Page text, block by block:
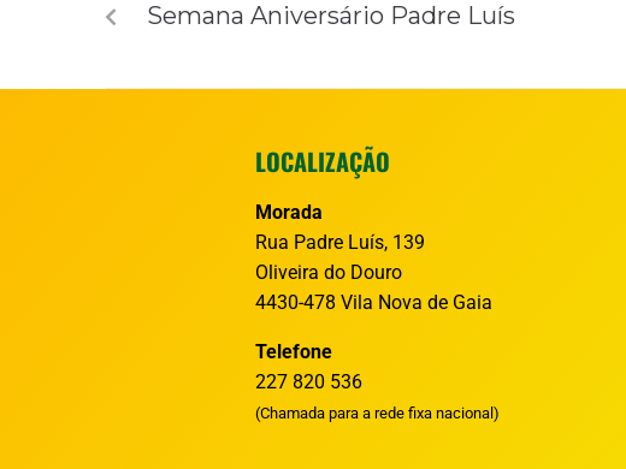
Semana Aniversário Padre Luís
LOCALIZAÇÃO
Morada
Rua Padre Luís, 139
Oliveira do Douro
4430-478 Vila Nova de Gaia
Telefone
227 820 536
(Chamada para a rede fixa nacional)